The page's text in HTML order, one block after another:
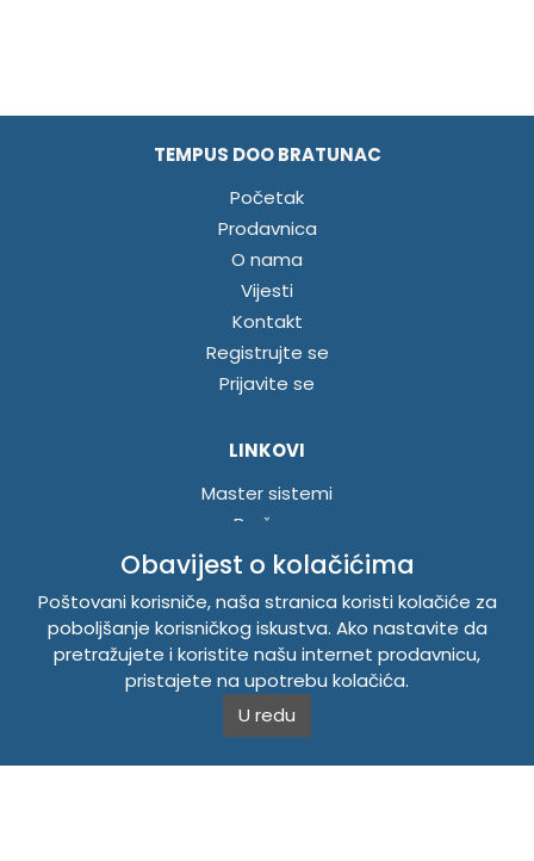
TEMPUS DOO BRATUNAC
Početak
Prodavnica
O nama
Vijesti
Kontakt
Registrujte se
Prijavite se
LINKOVI
Master sistemi
Brošure
Akcije
INFORMACIJE
Politika o kolačićima
Uslovi korištenja
Politika privatnosti
Obavijest o kolačićima
Poštovani korisniče, naša stranica koristi kolačiće za
poboljšanje korisničkog iskustva. Ako nastavite da
pretražujete i koristite našu internet prodavnicu,
pristajete na upotrebu kolačića.
U redu